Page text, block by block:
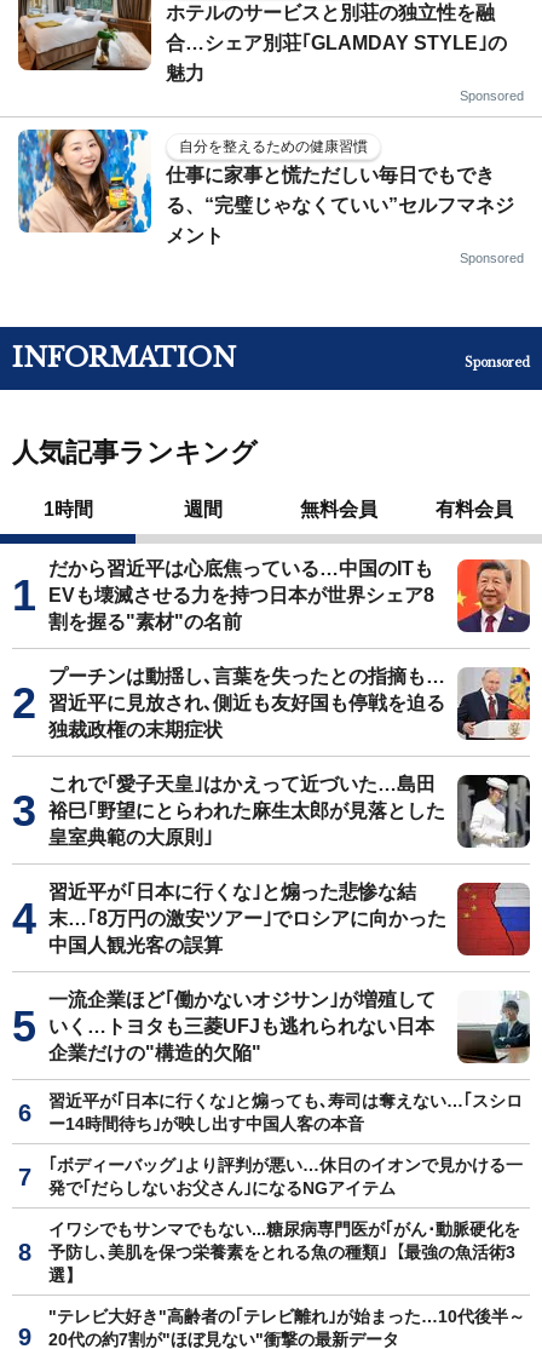
ホテルのサービスと別荘の独立性を融
合…シェア別荘｢GLAMDAY STYLE｣の
魅力
Sponsored
自分を整えるための健康習慣
仕事に家事と慌ただしい毎日でもでき
る、“完璧じゃなくていい”セルフマネジ
メント
Sponsored
INFORMATION Sponsored
人気記事ランキング
1時間 週間 無料会員 有料会員
だから習近平は心底焦っている…中国のITも
EVも壊滅させる力を持つ日本が世界シェア8
割を握る"素材"の名前
プーチンは動揺し､言葉を失ったとの指摘も…
習近平に見放され､側近も友好国も停戦を迫る
独裁政権の末期症状
これで｢愛子天皇｣はかえって近づいた…島田
裕巳｢野望にとらわれた麻生太郎が見落とした
皇室典範の大原則｣
習近平が｢日本に行くな｣と煽った悲惨な結
末…｢8万円の激安ツアー｣でロシアに向かった
中国人観光客の誤算
一流企業ほど｢働かないオジサン｣が増殖して
いく…トヨタも三菱UFJも逃れられない日本
企業だけの"構造的欠陥"
習近平が｢日本に行くな｣と煽っても､寿司は奪えない…｢スシロ
ー14時間待ち｣が映し出す中国人客の本音
｢ボディーバッグ｣より評判が悪い…休日のイオンで見かける一
発で｢だらしないお父さん｣になるNGアイテム
イワシでもサンマでもない...糖尿病専門医が｢がん･動脈硬化を
予防し､美肌を保つ栄養素をとれる魚の種類｣【最強の魚活術3
選】
"テレビ大好き"高齢者の｢テレビ離れ｣が始まった…10代後半～
20代の約7割が"ほぼ見ない"衝撃の最新データ